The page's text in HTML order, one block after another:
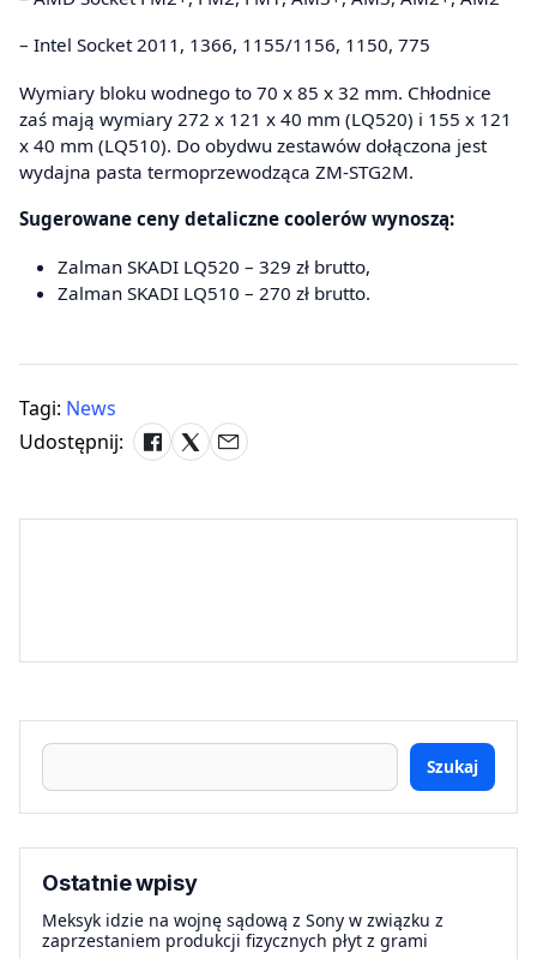
– Intel Socket 2011, 1366, 1155/1156, 1150, 775
Wymiary bloku wodnego to 70 x 85 x 32 mm. Chłodnice
zaś mają wymiary 272 x 121 x 40 mm (LQ520) i 155 x 121
x 40 mm (LQ510). Do obydwu zestawów dołączona jest
wydajna pasta termoprzewodząca ZM-STG2M.
Sugerowane ceny detaliczne coolerów wynoszą:
Zalman SKADI LQ520 – 329 zł brutto,
Zalman SKADI LQ510 – 270 zł brutto.
Tagi: News
Udostępnij:
Szukaj
Ostatnie wpisy
Meksyk idzie na wojnę sądową z Sony w związku z
zaprzestaniem produkcji fizycznych płyt z grami